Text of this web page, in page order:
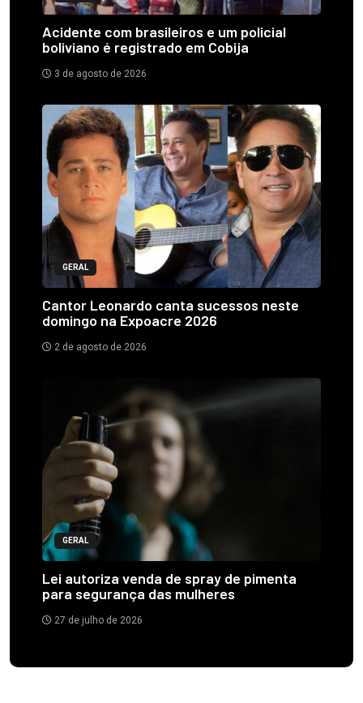
Acidente com brasileiros e um policial
boliviano é registrado em Cobija
3 de agosto de 2026
GERAL
Cantor Leonardo canta sucessos neste
domingo na Expoacre 2026
2 de agosto de 2026
GERAL
Lei autoriza venda de spray de pimenta
para segurança das mulheres
27 de julho de 2026